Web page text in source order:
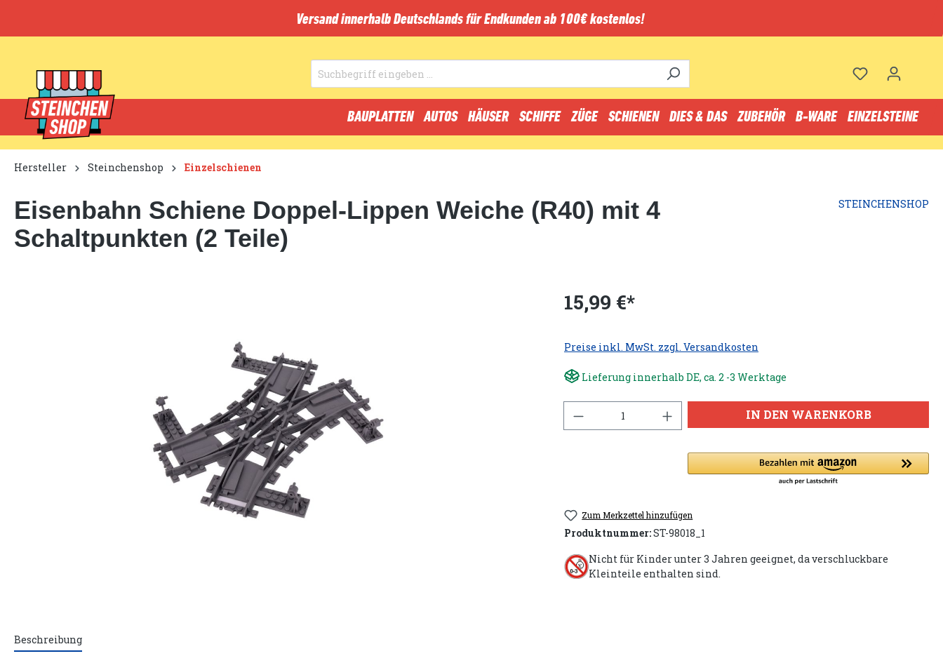
Versand innerhalb Deutschlands für Endkunden ab 100€ kostenlos!
BAUPLATTEN AUTOS HÄUSER SCHIFFE ZÜGE SCHIENEN DIES & DAS ZUBEHÖR B-WARE EINZELSTEINE
Hersteller Steinchenshop Einzelschienen
Eisenbahn Schiene Doppel-Lippen Weiche (R40) mit 4
Schaltpunkten (2 Teile)
STEINCHENSHOP
15,99 €*
Preise inkl. MwSt. zzgl. Versandkosten
Lieferung innerhalb DE, ca. 2 -3 Werktage
IN DEN WARENKORB
Zum Merkzettel hinzufügen
Produktnummer:ST-98018_1
Nicht für Kinder unter 3 Jahren geeignet, da verschluckbare
Kleinteile enthalten sind.
Beschreibung